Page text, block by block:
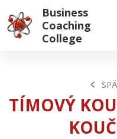
Business
Coaching
College
TÍMOVÝ